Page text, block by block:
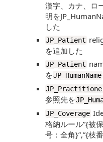
漢字、カナ、ロ
明を
した
JP_Patient
を追加した
JP_Patient
をJP_HumanName
参照先を
JP_Coverage
格納ルール”{被
号：全角}”,”{枝